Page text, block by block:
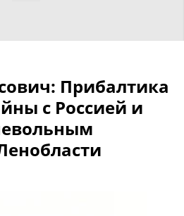
Прибалтика
с Россией и